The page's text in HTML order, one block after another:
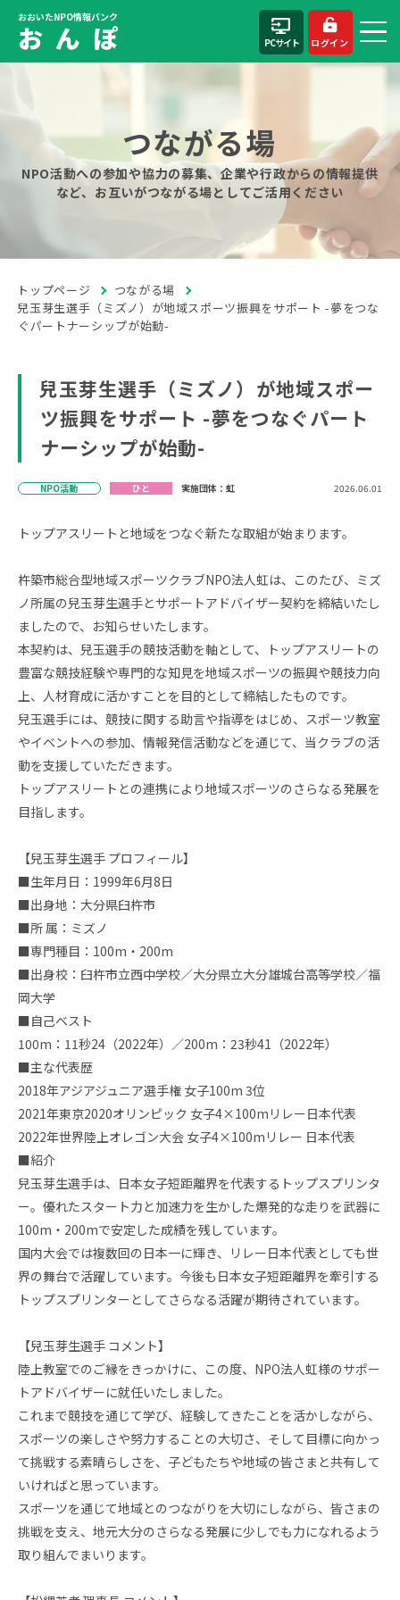
おおいたNPO情報バンク
お ん ぽ PCサイト ログイン
つながる場
NPO活動への参加や協力の募集、企業や行政からの情報提供
など、お互いがつながる場としてご活用ください
トップページ
つながる場
兒玉芽生選手（ミズノ）が地域スポーツ振興をサポート -夢をつな
ぐパートナーシップが始動-
兒玉芽生選手（ミズノ）が地域スポー
ツ振興をサポート -夢をつなぐパート
ナーシップが始動-
NPO活動 ひと 実施団体：虹 2026.06.01
トップアスリートと地域をつなぐ新たな取組が始まります。
杵築市総合型地域スポーツクラブNPO法人虹は、このたび、ミズ
ノ所属の兒玉芽生選手とサポートアドバイザー契約を締結いたし
ましたので、お知らせいたします。
本契約は、兒玉選手の競技活動を軸として、トップアスリートの
豊富な競技経験や専門的な知見を地域スポーツの振興や競技力向
上、人材育成に活かすことを目的として締結したものです。
兒玉選手には、競技に関する助言や指導をはじめ、スポーツ教室
やイベントへの参加、情報発信活動などを通じて、当クラブの活
動を支援していただきます。
トップアスリートとの連携により地域スポーツのさらなる発展を
目指します。
【兒玉芽生選手 プロフィール】
■生年月日：1999年6月8日
■出身地：大分県臼杵市
■所 属：ミズノ
■専門種目：100m・200m
■出身校：臼杵市立西中学校／大分県立大分雄城台高等学校／福
岡大学
■自己ベスト
100m：11秒24（2022年）／200m：23秒41（2022年）
■主な代表歴
2018年アジアジュニア選手権 女子100m 3位
2021年東京2020オリンピック 女子4×100mリレー日本代表
2022年世界陸上オレゴン大会 女子4×100mリレー 日本代表
■紹介
兒玉芽生選手は、日本女子短距離界を代表するトップスプリンタ
ー。優れたスタート力と加速力を生かした爆発的な走りを武器に
100m・200mで安定した成績を残しています。
国内大会では複数回の日本一に輝き、リレー日本代表としても世
界の舞台で活躍しています。今後も日本女子短距離界を牽引する
トップスプリンターとしてさらなる活躍が期待されています。
【兒玉芽生選手 コメント】
陸上教室でのご縁をきっかけに、この度、NPO法人虹様のサポー
トアドバイザーに就任いたしました。
これまで競技を通じて学び、経験してきたことを活かしながら、
スポーツの楽しさや努力することの大切さ、そして目標に向かっ
て挑戦する素晴らしさを、子どもたちや地域の皆さまと共有して
いければと思っています。
スポーツを通じて地域とのつながりを大切にしながら、皆さまの
挑戦を支え、地元大分のさらなる発展に少しでも力になれるよう
取り組んでまいります。